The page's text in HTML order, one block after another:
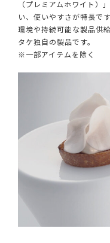
（プレミアムホワイト）
い、使いやすさが特長です
環境や持続可能な製品供
タケ独自の製品です。
※一部アイテムを除く